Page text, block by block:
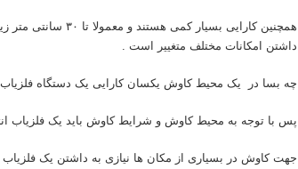
همچنین کارایی
داشتن امکانات مختلف متغییر است .
چه بسا در یک محیط کاوش یکسان کارایی یک دستگاه فلزیاب
پس با توجه به محیط کاوش و شرایط کاوش باید یک فلزیاب
جهت کاوش در بسیاری از مکان ها نیازی به داشتن یک فلزیاب